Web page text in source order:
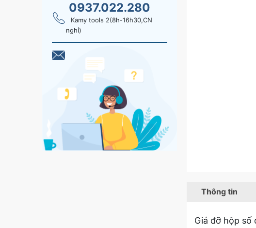
Thông tin
Giá đỡ hộp số
0937.022.280
Kamy tools 2(8h-16h30,CN
nghỉ)